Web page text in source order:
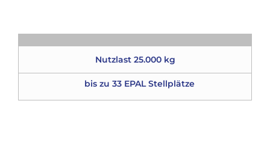
Nutzlast 25.000 kg
bis zu 33 EPAL Stellplätze